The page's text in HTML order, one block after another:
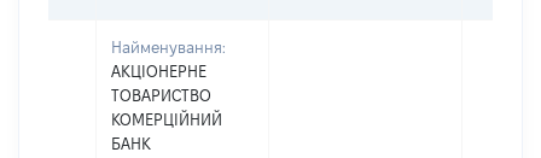
Найменування:
АКЦІОНЕРНЕ
ТОВАРИСТВО
КОМЕРЦІЙНИЙ
БАНК